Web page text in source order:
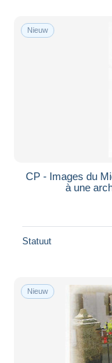
Nieuw
CP - Images du
à une
Statuut
Nieuw